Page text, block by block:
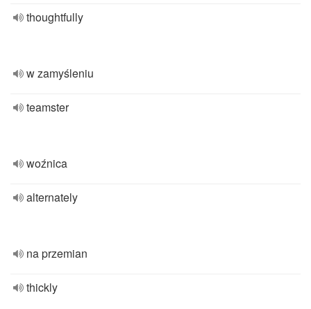
thoughtfully
w zamyśleniu
teamster
woźnica
alternately
na przemian
thickly